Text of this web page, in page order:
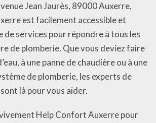
Jean Jaurès, 89000 Auxerre,
est facilement accessible et
de services pour répondre à tous les
de plomberie. Que vous deviez faire
à une panne de chaudière ou à une
de plomberie, les experts de
là pour vous aider.
Help Confort Auxerre pour